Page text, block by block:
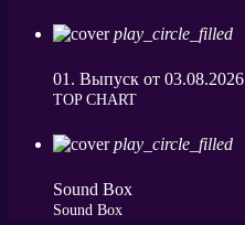
play_circle_filled
01. Выпуск от 03.08.2026
ТОP CHART
play_circle_filled
Sound Box
Sound Box